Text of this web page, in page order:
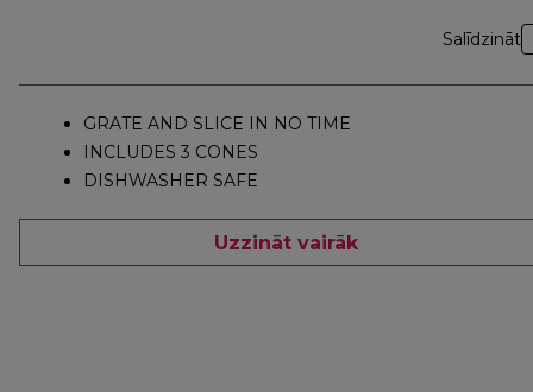
Salīdzināt
GRATE AND SLICE IN NO TIME
INCLUDES 3 CONES
DISHWASHER SAFE
Uzzināt vairāk